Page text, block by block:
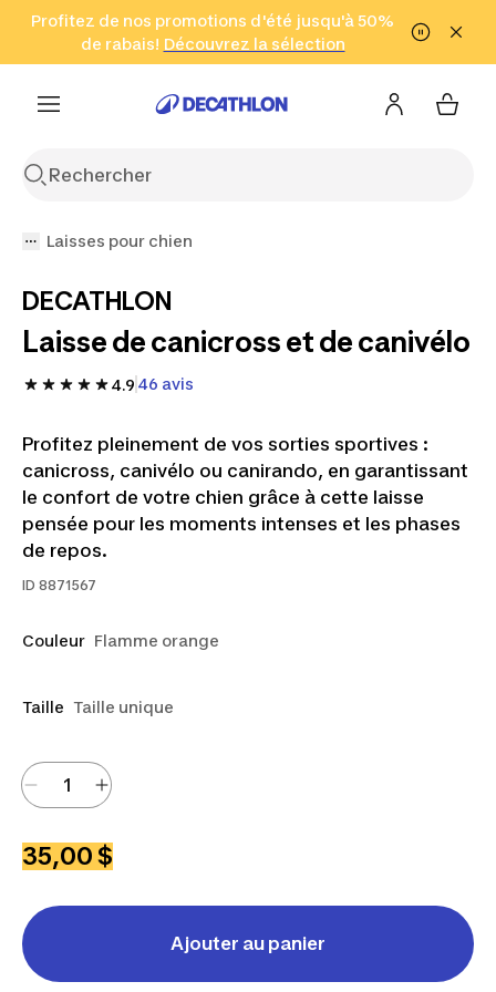
Aller à la recherche Aller au contenu Aller au pied de
Profitez de nos promotions d'été jusqu'à 50%
de rabais! Découvrez la sélection
Cliquez ici
en seulement 2 h!
(Zones sélectionnées)
Laisses pour chien
DECATHLON
Laisse de canicross et de canivélo
4.9 46 avis
Profitez pleinement de vos sorties sportives :
canicross, canivélo ou canirando, en garantissant
le confort de votre chien grâce à cette laisse
pensée pour les moments intenses et les phases
de repos.
ID 8871567
Couleur Flamme orange
Taille Taille unique
35,00 $
Ajouter au panier